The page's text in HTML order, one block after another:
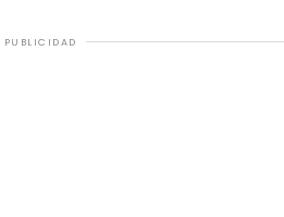
PUBLICIDAD